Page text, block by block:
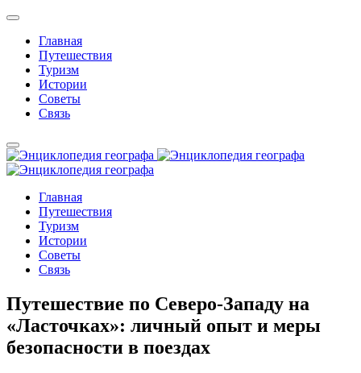
Главная
Путешествия
Туризм
Истории
Советы
Связь
Главная
Путешествия
Туризм
Истории
Советы
Связь
Путешествие по Северо-Западу на
«Ласточках»: личный опыт и меры
безопасности в поездах